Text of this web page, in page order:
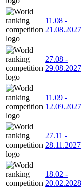
11.08 -
21.08.2027
27.08 -
29.08.2027
11.09 -
12.09.2027
27.11 -
28.11.2027
18.02 -
20.02.2028